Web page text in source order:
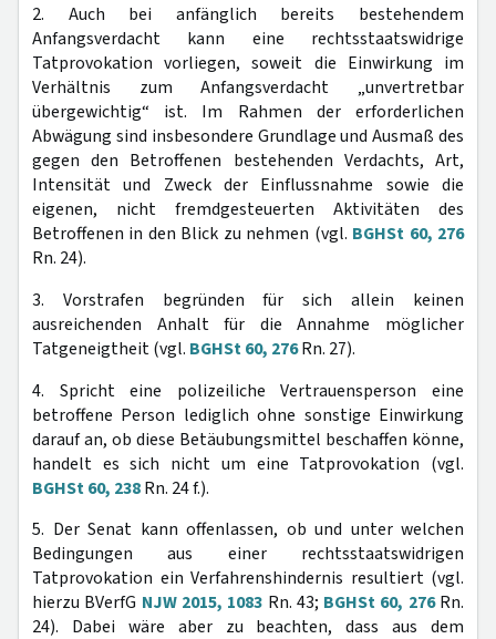
2. Auch bei anfänglich bereits bestehendem
Anfangsverdacht kann eine rechtsstaatswidrige
Tatprovokation vorliegen, soweit die Einwirkung im
Verhältnis zum Anfangsverdacht „unvertretbar
übergewichtig“ ist. Im Rahmen der erforderlichen
Abwägung sind insbesondere Grundlage und Ausmaß des
gegen den Betroffenen bestehenden Verdachts, Art,
Intensität und Zweck der Einflussnahme sowie die
eigenen, nicht fremdgesteuerten Aktivitäten des
Betroffenen in den Blick zu nehmen (vgl. BGHSt 60, 276
Rn. 24).
3. Vorstrafen begründen für sich allein keinen
ausreichenden Anhalt für die Annahme möglicher
Tatgeneigtheit (vgl. BGHSt 60, 276Rn. 27).
4. Spricht eine polizeiliche Vertrauensperson eine
betroffene Person lediglich ohne sonstige Einwirkung
darauf an, ob diese Betäubungsmittel beschaffen könne,
handelt es sich nicht um eine Tatprovokation (vgl.
BGHSt 60, 238Rn. 24 f.).
5. Der Senat kann offenlassen, ob und unter welchen
Bedingungen aus einer rechtsstaatswidrigen
Tatprovokation ein Verfahrenshindernis resultiert (vgl.
hierzu BVerfG NJW 2015, 1083 Rn. 43; BGHSt 60, 276Rn.
24). Dabei wäre aber zu beachten, dass aus dem